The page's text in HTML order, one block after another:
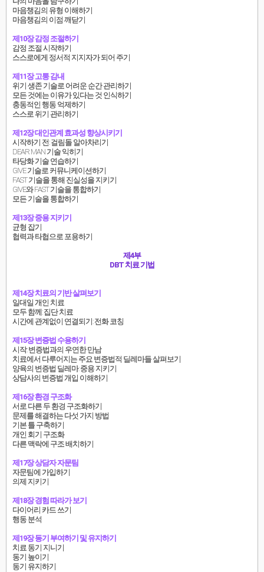
마음챙김의 유형 이해하기
마음챙김의 이점 깨닫기
제10장 감정 조절하기
감정 조절 시작하기
스스로에게 정서적 지지자가 되어 주기
제11장 고통 감내
위기 생존 기술로 어려운 순간 관리하기
모든 것에는 이유가 있다는 것 인식하기
충동적인 행동 억제하기
스스로 위기 관리하기
제12장 대인관계 효과성 향상시키기
시작하기 전: 걸림돌 알아차리기
DEAR MAN 기술 익히기
타당화 기술 연습하기
GIVE 기술로 커뮤니케이션하기
FAST 기술을 통해 진실성을 지키기
GIVE와 FAST 기술을 통합하기
모든 기술을 통합하기
제13장 중용 지키기
균형 잡기
협력과 타협으로 포용하기
제4부
DBT 치료 기법
제14장 치료의 기반 살펴보기
일대일 개인 치료
모두 함께: 집단 치료
시간에 관계없이 연결되기: 전화 코칭
제15장 변증법 수용하기
시작: 변증법과의 우연한 만남
치료에서 다루어지는 주요 변증법적 딜레마들 살펴보기
양육의 변증법 딜레마: 중용 지키기
상담사의 변증법 개입 이해하기
제16장 환경 구조화
서로 다른 두 환경 구조화하기
문제를 해결하는 다섯 가지 방법
기본 틀 구축하기
개인 회기 구조화
다른 맥락에 구조 배치하기
제17장 상담자 자문팀
자문팀에 가입하기
의제 지키기
제18장 경험 따라가 보기
다이어리 카드 쓰기
행동 분석
제19장 동기 부여하기 및 유지하기
치료 동기 지니기
동기 높이기
동기 유지하기